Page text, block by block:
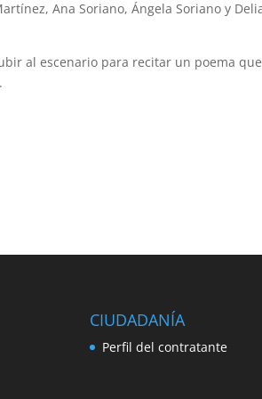
Ana Soriano, Ángela Soriano y
al escenario para recitar un poema que
CIUDADANÍA
Perfil del contratante